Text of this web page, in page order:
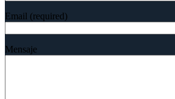
Email (required)
Mensaje